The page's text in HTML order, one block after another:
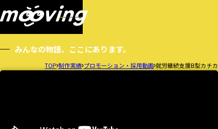
まずは無料相談してみる
制作実績
WORKS
みんなの物語、ここにあります。
TOP 制作実績 プロモーション・採用動画 就労継続支援B型カチカ